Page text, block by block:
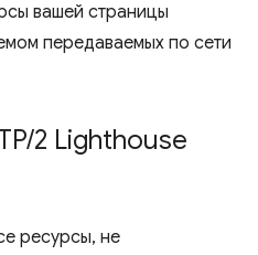
вашей страницы
передаваемых по сети
/2 Lighthouse
ресурсы, не